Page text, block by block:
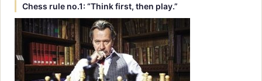
Chess rule no.1: “Think first, then play.”